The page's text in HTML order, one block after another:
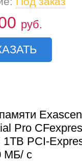
руб.
Pro
1TB PCI-
МБ/ с